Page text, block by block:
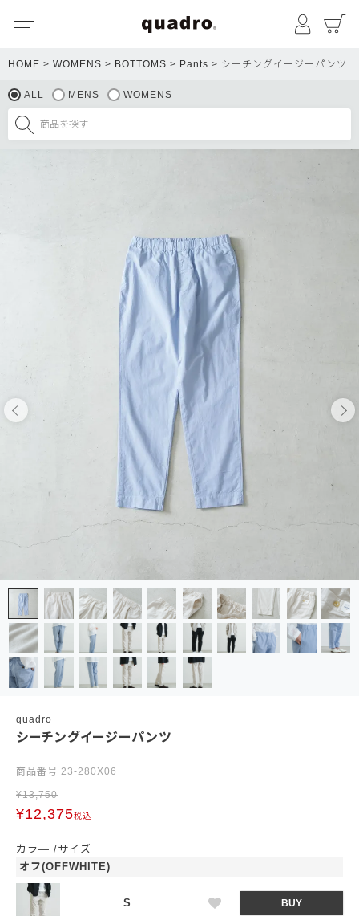
マイペ
HOME WOMENS BOTTOMS Pants シーチングイージーパンツ
ALL MENS WOMENS
quadro
シーチングイージーパンツ
商品番号 23-280X06
¥13,750
¥12,375税込
カラ―
サイズ
オフ(OFFWHITE)
S BUY